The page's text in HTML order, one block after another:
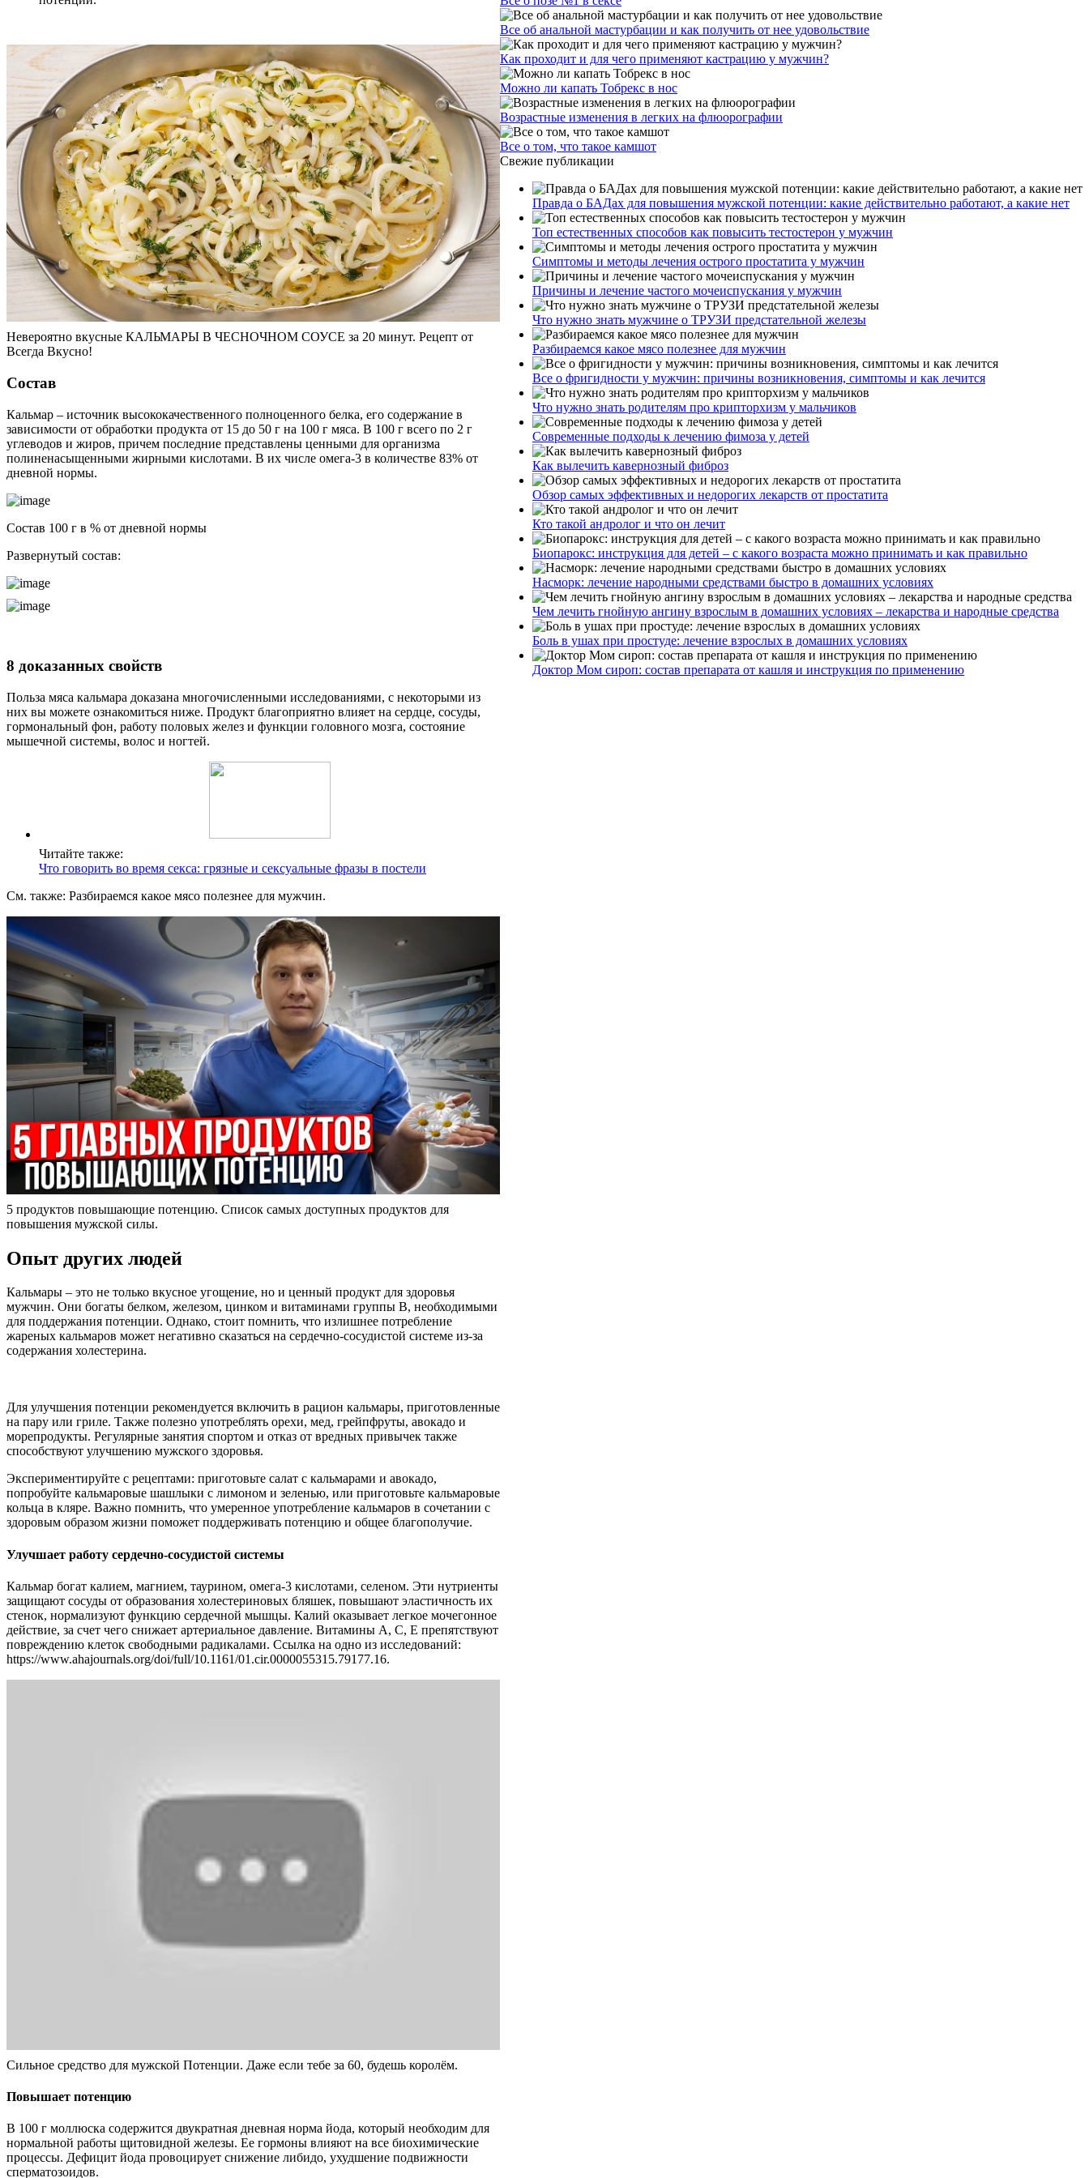
Невероятно вкусные КАЛЬМАРЫ В ЧЕСНОЧНОМ СОУСЕ за 20 минут. Рецепт от
Всегда Вкусно!
Состав
Кальмар – источник высококачественного полноценного белка, его содержание в
зависимости от обработки продукта от 15 до 50 г на 100 г мяса. В 100 г всего по 2 г
углеводов и жиров, причем последние представлены ценными для организма
полиненасыщенными жирными кислотами. В их числе омега-3 в количестве 83% от
дневной нормы.
Состав 100 г в % от дневной нормы
Развернутый состав:
8 доказанных свойств
Польза мяса кальмара доказана многочисленными исследованиями, с некоторыми из
них вы можете ознакомиться ниже. Продукт благоприятно влияет на сердце, сосуды,
гормональный фон, работу половых желез и функции головного мозга, состояние
мышечной системы, волос и ногтей.
Читайте также:
Что говорить во время секса: грязные и сексуальные фразы в постели
См. также: Разбираемся какое мясо полезнее для мужчин.
5 продуктов повышающие потенцию. Список самых доступных продуктов для
повышения мужской силы.
Опыт других людей
Кальмары – это не только вкусное угощение, но и ценный продукт для здоровья
мужчин. Они богаты белком, железом, цинком и витаминами группы В, необходимыми
для поддержания потенции. Однако, стоит помнить, что излишнее потребление
жареных кальмаров может негативно сказаться на сердечно-сосудистой системе из-за
содержания холестерина.
Для улучшения потенции рекомендуется включить в рацион кальмары, приготовленные
на пару или гриле. Также полезно употреблять орехи, мед, грейпфруты, авокадо и
морепродукты. Регулярные занятия спортом и отказ от вредных привычек также
способствуют улучшению мужского здоровья.
Экспериментируйте с рецептами: приготовьте салат с кальмарами и авокадо,
попробуйте кальмаровые шашлыки с лимоном и зеленью, или приготовьте кальмаровые
кольца в кляре. Важно помнить, что умеренное употребление кальмаров в сочетании с
здоровым образом жизни поможет поддерживать потенцию и общее благополучие.
Улучшает работу сердечно-сосудистой системы
Кальмар богат калием, магнием, таурином, омега-3 кислотами, селеном. Эти нутриенты
защищают сосуды от образования холестериновых бляшек, повышают эластичность их
стенок, нормализуют функцию сердечной мышцы. Калий оказывает легкое мочегонное
действие, за счет чего снижает артериальное давление. Витамины А, С, Е препятствуют
повреждению клеток свободными радикалами. Ссылка на одно из исследований:
https://www.ahajournals.org/doi/full/10.1161/01.cir.0000055315.79177.16.
Сильное средство для мужской Потенции. Даже если тебе за 60, будешь королём.
Повышает потенцию
В 100 г моллюска содержится двукратная дневная норма йода, который необходим для
нормальной работы щитовидной железы. Ее гормоны влияют на все биохимические
процессы. Дефицит йода провоцирует снижение либидо, ухудшение подвижности
сперматозоидов.
Все об анальной мастурбации и как получить от нее удовольствие
Как проходит и для чего применяют кастрацию у мужчин?
Можно ли капать Тобрекс в нос
Возрастные изменения в легких на флюорографии
Все о том, что такое камшот
Свежие публикации
Правда о БАДах для повышения мужской потенции: какие действительно работают, а какие нет
Топ естественных способов как повысить тестостерон у мужчин
Симптомы и методы лечения острого простатита у мужчин
Причины и лечение частого мочеиспускания у мужчин
Что нужно знать мужчине о ТРУЗИ предстательной железы
Разбираемся какое мясо полезнее для мужчин
Все о фригидности у мужчин: причины возникновения, симптомы и как лечится
Что нужно знать родителям про крипторхизм у мальчиков
Современные подходы к лечению фимоза у детей
Как вылечить кавернозный фиброз
Обзор самых эффективных и недорогих лекарств от простатита
Кто такой андролог и что он лечит
Биопарокс: инструкция для детей – с какого возраста можно принимать и как правильно
Насморк: лечение народными средствами быстро в домашних условиях
Чем лечить гнойную ангину взрослым в домашних условиях – лекарства и народные средства
Боль в ушах при простуде: лечение взрослых в домашних условиях
Доктор Мом сироп: состав препарата от кашля и инструкция по применению